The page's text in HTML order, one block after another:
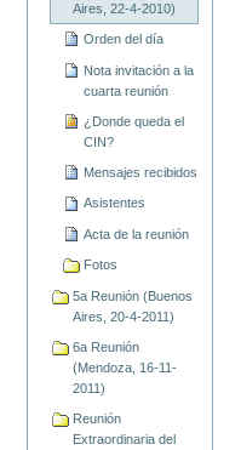
Aires, 22-4-2010)
Orden del día
Nota invitación a la
cuarta reunión
¿Donde queda el
CIN?
Mensajes recibidos
Asistentes
Acta de la reunión
Fotos
5a Reunión (Buenos
Aires, 20-4-2011)
6a Reunión
(Mendoza, 16-11-
2011)
Reunión
Extraordinaria del